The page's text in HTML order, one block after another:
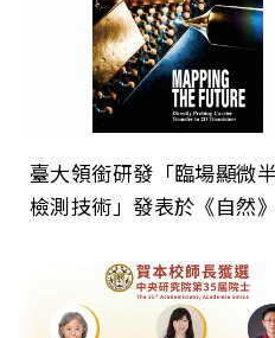
臺大領銜研發「臨場顯微
檢測技術」發表於《自然
直接檢測技術